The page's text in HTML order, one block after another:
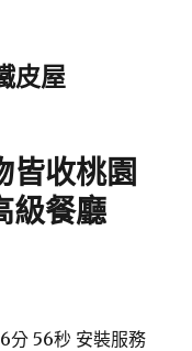
皮屋
皆收桃園
級餐廳
分 56秒 安裝服務